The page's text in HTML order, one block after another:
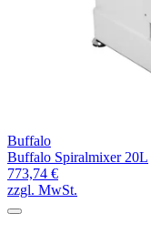
Buffalo
Buffalo Spiralmixer 20L
773,74 €
zzgl. MwSt.